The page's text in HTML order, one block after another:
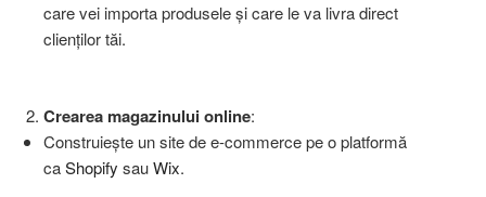
care vei importa produsele și care le va livra direct
clienților tăi.
Crearea magazinului online:
Construiește un site de e-commerce pe o platformă
caShopify sauWix.